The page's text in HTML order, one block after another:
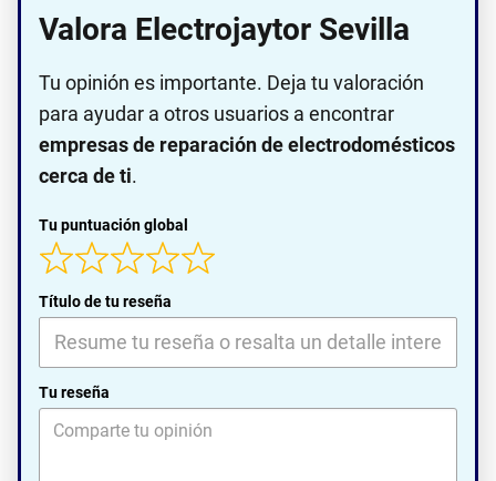
Valora Electrojaytor Sevilla
Tu opinión es importante. Deja tu valoración
para ayudar a otros usuarios a encontrar
empresas de reparación de electrodomésticos
cerca de ti.
Tu puntuación global
Título de tu reseña
Tu reseña